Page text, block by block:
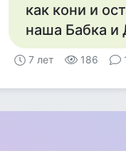
как кони и
наша Бабка и
7 лет 186